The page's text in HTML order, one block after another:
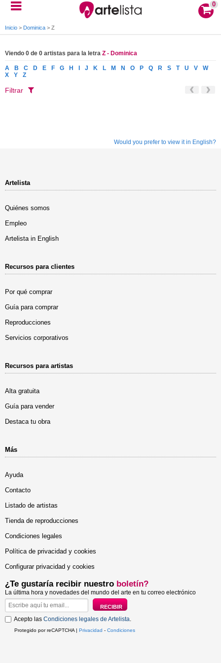
0
Inicio > Dominica > Z
Viendo 0 de 0 artistas para la letra Z - Dominica
A B C D E F G H J K L M N O P Q R S T U V
W
X
Y Z
Filtrar
Would you prefer to view it in English?
Artelista
Quiénes somos
Empleo
Artelista in English
Recursos para clientes
Por qué comprar
Guía para comprar
Reproducciones
Servicios corporativos
Recursos para artistas
Alta gratuita
Guía para vender
Destaca tu obra
Más
Ayuda
Contacto
Listado de artistas
Tienda de reproducciones
Condiciones legales
Política de privacidad y cookies
Configurar privacidad y cookies
¿Te gustaría recibir nuestro boletín?
La última hora y novedades del mundo del arte en tu correo electrónico
Acepto las Condiciones legales de Artelista.
Protegido por reCAPTCHA | Privacidad - Condiciones